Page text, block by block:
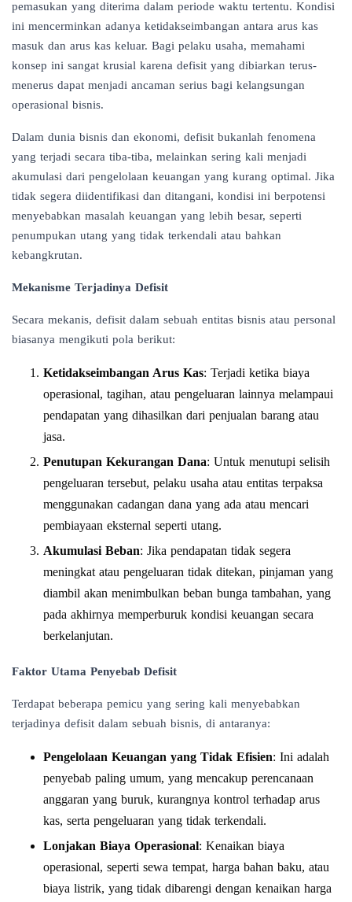
pemasukan yang diterima dalam periode waktu tertentu. Kondisi
ini mencerminkan adanya ketidakseimbangan antara arus kas
masuk dan arus kas keluar. Bagi pelaku usaha, memahami
konsep ini sangat krusial karena defisit yang dibiarkan terus-
menerus dapat menjadi ancaman serius bagi kelangsungan
operasional bisnis.
Dalam dunia bisnis dan ekonomi, defisit bukanlah fenomena
yang terjadi secara tiba-tiba, melainkan sering kali menjadi
akumulasi dari pengelolaan keuangan yang kurang optimal. Jika
tidak segera diidentifikasi dan ditangani, kondisi ini berpotensi
menyebabkan masalah keuangan yang lebih besar, seperti
penumpukan utang yang tidak terkendali atau bahkan
kebangkrutan.
Mekanisme Terjadinya Defisit
Secara mekanis, defisit dalam sebuah entitas bisnis atau personal
biasanya mengikuti pola berikut:
Ketidakseimbangan Arus Kas: Terjadi ketika biaya
operasional, tagihan, atau pengeluaran lainnya melampaui
pendapatan yang dihasilkan dari penjualan barang atau
jasa.
Penutupan Kekurangan Dana: Untuk menutupi selisih
pengeluaran tersebut, pelaku usaha atau entitas terpaksa
menggunakan cadangan dana yang ada atau mencari
pembiayaan eksternal seperti utang.
Akumulasi Beban: Jika pendapatan tidak segera
meningkat atau pengeluaran tidak ditekan, pinjaman yang
diambil akan menimbulkan beban bunga tambahan, yang
pada akhirnya memperburuk kondisi keuangan secara
berkelanjutan.
Faktor Utama Penyebab Defisit
Terdapat beberapa pemicu yang sering kali menyebabkan
terjadinya defisit dalam sebuah bisnis, di antaranya:
Pengelolaan Keuangan yang Tidak Efisien: Ini adalah
penyebab paling umum, yang mencakup perencanaan
anggaran yang buruk, kurangnya kontrol terhadap arus
kas, serta pengeluaran yang tidak terkendali.
Lonjakan Biaya Operasional: Kenaikan biaya
operasional, seperti sewa tempat, harga bahan baku, atau
biaya listrik, yang tidak dibarengi dengan kenaikan harga